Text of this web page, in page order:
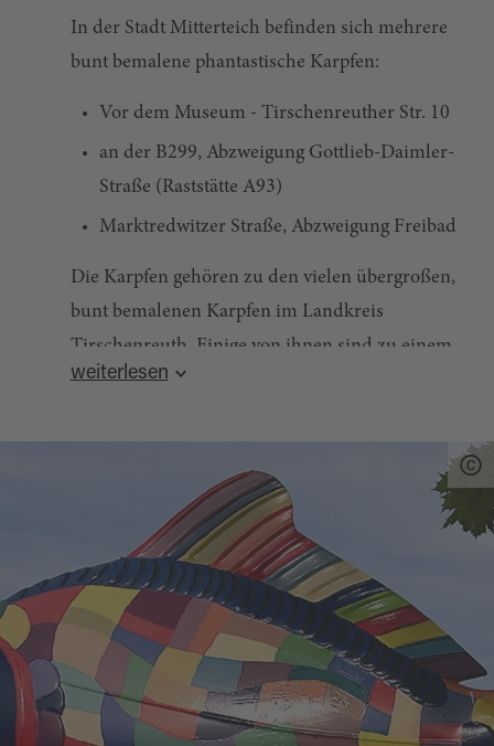
In der Stadt Mitterteich befinden sich mehrere
bunt bemalene phantastische Karpfen:
Vor dem Museum - Tirschenreuther Str. 10
an der B299, Abzweigung Gottlieb-Daimler-
Straße (Raststätte A93)
Marktredwitzer Straße, Abzweigung Freibad
Die Karpfen gehören zu den vielen übergroßen,
bunt bemalenen Karpfen im Landkreis
Tirschenreuth. Einige von ihnen sind zu einem
Themenweg zusammengefasst worden.
Quelle:destination.one , zuletzt geändert am 14.05.2024
weiterlesen